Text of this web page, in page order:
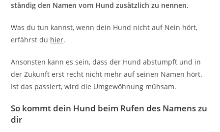
ständig den Namen vom Hund zusätzlich zu nennen.
Was du tun kannst, wenn dein Hund nicht auf Nein hört,
erfährst du hier.
Ansonsten kann es sein, dass der Hund abstumpft und in
der Zukunft erst recht nicht mehr auf seinen Namen hört.
Ist das passiert, wird die Umgewöhnung mühsam.
So kommt dein Hund beim Rufen des Namens zu
dir